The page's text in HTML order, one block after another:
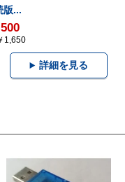
版...
1,650
詳細を見る